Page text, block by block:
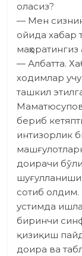
оласиз?
— Мен
ойида хабар
— Албатта.
ходимлар
ташкил
Маматюсупов
бериб
интизорлик
доирачи
сотиб
устимда
биринчи
қизиқиш
доира ва